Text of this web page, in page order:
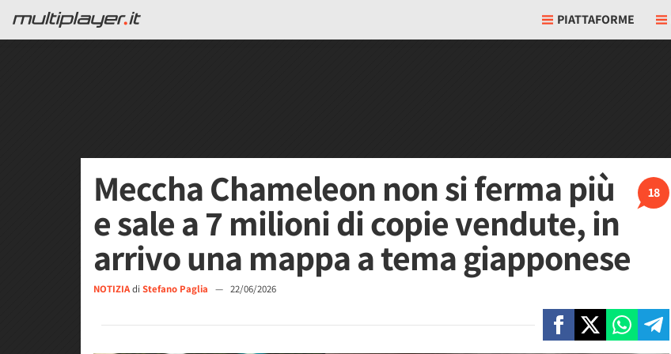
PIATTAFORME
18
Meccha Chameleon non si ferma più
e sale a 7 milioni di copie vendute, in
arrivo una mappa a tema giapponese
NOTIZIAdi Stefano Paglia — 22/06/2026